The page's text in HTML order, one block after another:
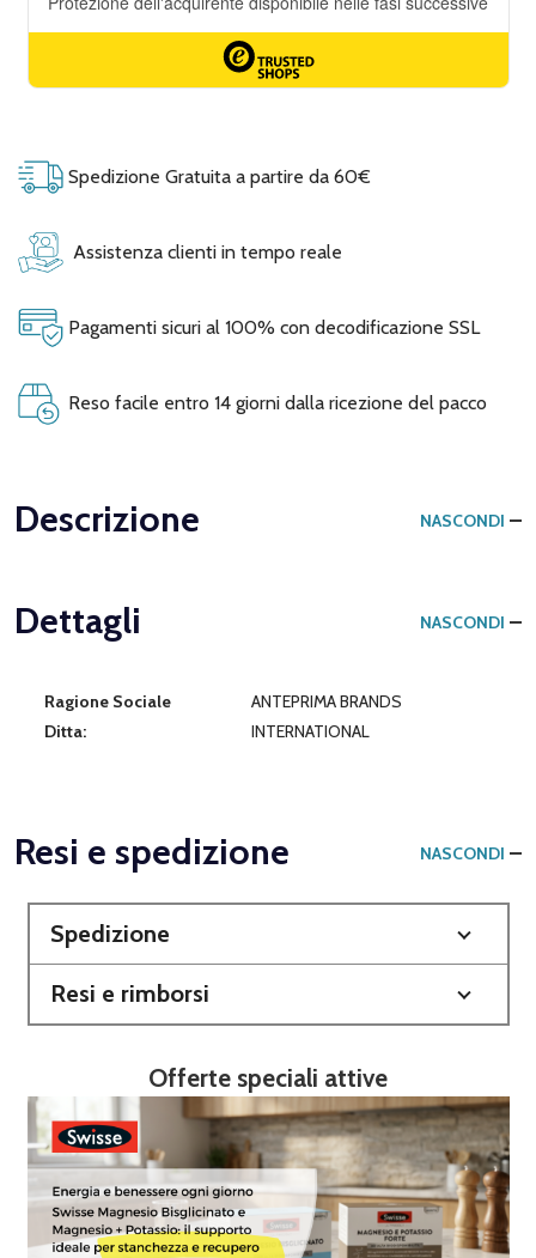
Spedizione Gratuita a partire da 60€
Assistenza clienti in tempo reale
Pagamenti sicuri al 100% con decodificazione SSL
Reso facile entro 14 giorni dalla ricezione del pacco
Descrizione NASCONDI
Dettagli NASCONDI
Ragione Sociale
Ditta:
ANTEPRIMA BRANDS
INTERNATIONAL
Resi e spedizione NASCONDI
Spedizione
Resi e rimborsi
Offerte speciali attive